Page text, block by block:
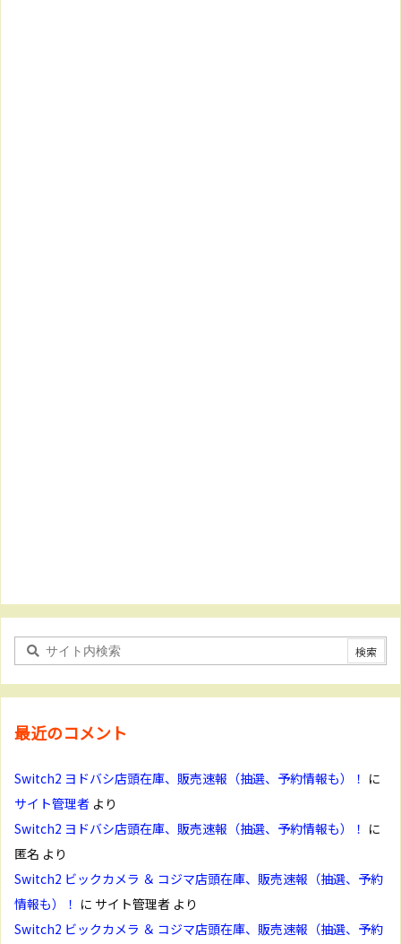
最近のコメント
Switch2 ヨドバシ店頭在庫、販売速報（抽選、予約情報も）！ に
サイト管理者 より
Switch2 ヨドバシ店頭在庫、販売速報（抽選、予約情報も）！ に
匿名 より
Switch2 ビックカメラ ＆ コジマ店頭在庫、販売速報（抽選、予約
情報も）！ に サイト管理者 より
Switch2 ビックカメラ ＆ コジマ店頭在庫、販売速報（抽選、予約